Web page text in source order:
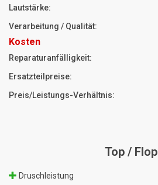
Lautstärke:
Verarbeitung / Qualität:
Kosten
Reparaturanfälligkeit:
Ersatzteilpreise:
Preis/Leistungs-Verhältnis:
Top / Flop
Druschleistung